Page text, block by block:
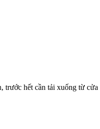
hết cần tải xuống từ